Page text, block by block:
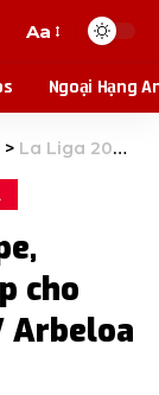
Aa
Ngoại Hạng
> La Liga 2025-26: Mbappe, Bellingham đều phù hợp cho trận derby Madrid, HLV Arbeloa của Real Madrid nói
cho
Arbeloa